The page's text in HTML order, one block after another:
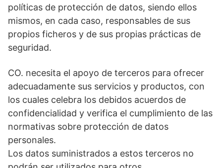
políticas de protección de datos, siendo ellos
mismos, en cada caso, responsables de sus
propios ficheros y de sus propias prácticas de
seguridad.
CO. necesita el apoyo de terceros para ofrecer
adecuadamente sus servicios y productos, con
los cuales celebra los debidos acuerdos de
confidencialidad y verifica el cumplimiento de las
normativas sobre protección de datos
personales.
Los datos suministrados a estos terceros no